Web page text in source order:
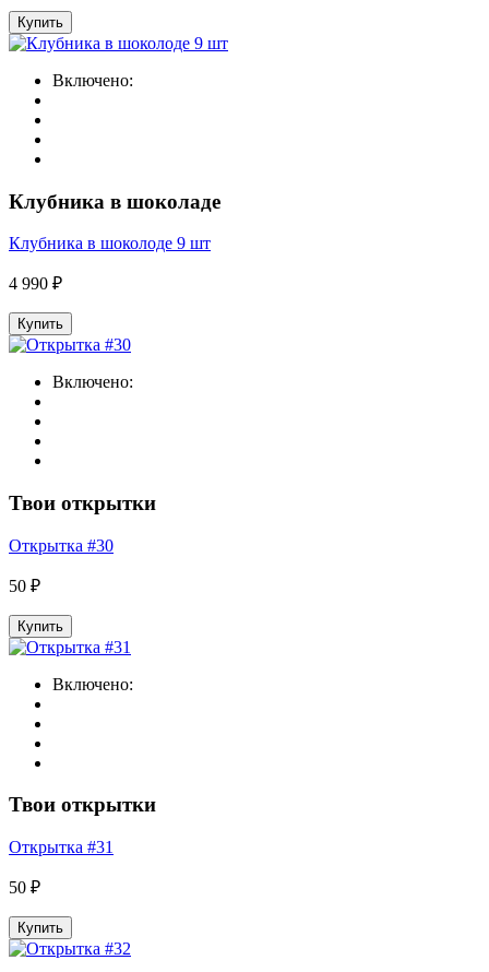
Купить
Включено:
Клубника в шоколаде
Клубника в шоколоде 9 шт
4 990 ₽
Купить
Включено:
Твои открытки
Открытка #30
50 ₽
Купить
Включено:
Твои открытки
Открытка #31
50 ₽
Купить